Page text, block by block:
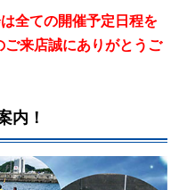
全ての開催予定日程を
来店誠にありがとうご
内！